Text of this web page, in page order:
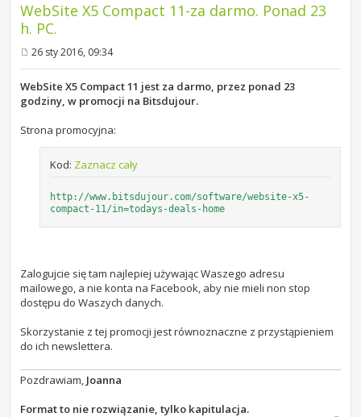
WebSite X5 Compact 11-za darmo. Ponad 23
h. PC.
o
s
t
26 sty 2016, 09:34
WebSite X5 Compact 11 jest za darmo, przez ponad 23
godziny, w promocji na Bitsdujour.
Strona promocyjna:
Kod: Zaznacz cały
http://www.bitsdujour.com/software/website-x5-
compact-11/in=todays-deals-home
Zalogujcie się tam najlepiej używając Waszego adresu
mailowego, a nie konta na Facebook, aby nie mieli non stop
dostępu do Waszych danych.
Skorzystanie z tej promocji jest równoznaczne z przystąpieniem
do ich newslettera.
Pozdrawiam, Joanna
Format to nie rozwiązanie, tylko kapitulacja.